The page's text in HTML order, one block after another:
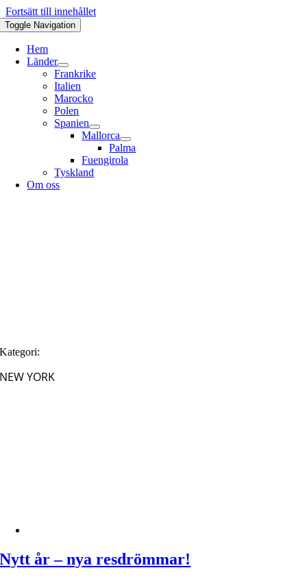
Fortsätt till innehållet
Toggle Navigation
Hem
Länder
Frankrike
Italien
Marocko
Polen
Spanien
Mallorca
Palma
Fuengirola
Tyskland
Om oss
Kategori:
NEW YORK
Nytt år – nya resdrömmar!